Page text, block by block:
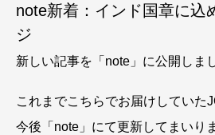
note新着：インド国章に込
ジ
新しい記事を「note」に公開しま
これまでこちらでお届けしていた
今後「note」にて更新してまいり